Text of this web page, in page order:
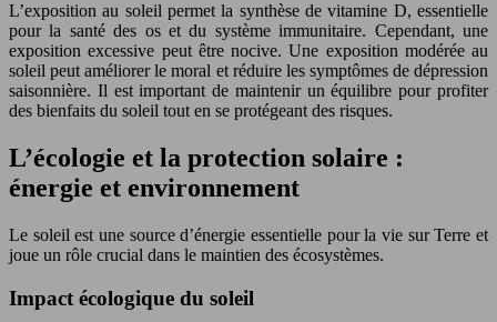
L’exposition au soleil permet la synthèse de vitamine D, essentielle
pour la santé des os et du système immunitaire. Cependant, une
exposition excessive peut être nocive. Une exposition modérée au
soleil peut améliorer le moral et réduire les symptômes de dépression
saisonnière. Il est important de maintenir un équilibre pour profiter
des bienfaits du soleil tout en se protégeant des risques.
L’écologie et la protection solaire :
énergie et environnement
Le soleil est une source d’énergie essentielle pour la vie sur Terre et
joue un rôle crucial dans le maintien des écosystèmes.
Impact écologique du soleil